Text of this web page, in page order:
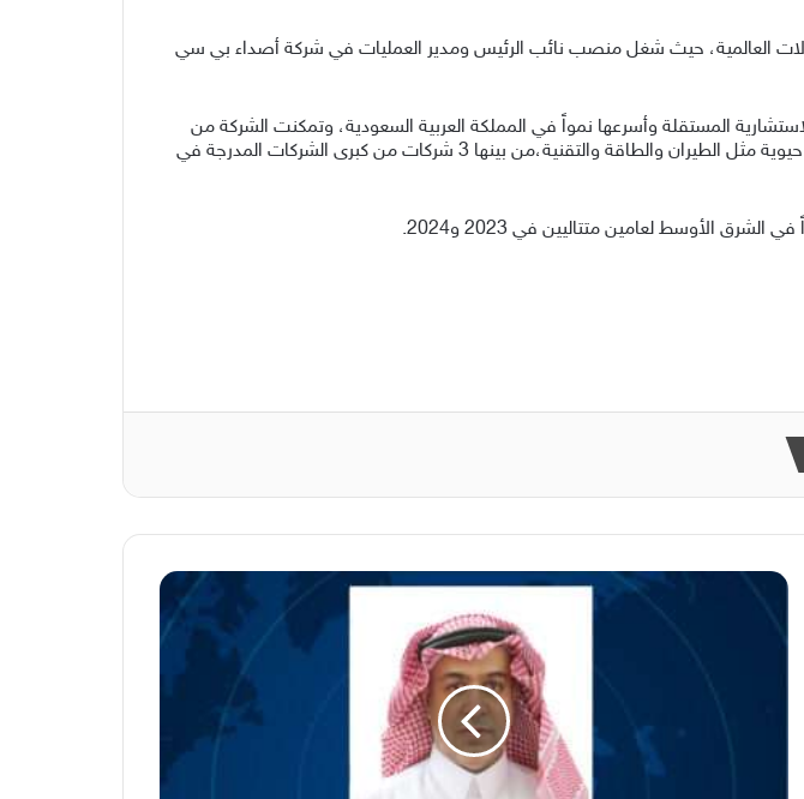
العالمية، حيث شغل منصب نائب الرئيس ومدير العمليات في شركة أصداء بي سي
واحدة من أبرز الشركات الاستشارية المستقلة وأسرعها نمواً في المملكة العربية السعودية، وتمكنت الشركة من
توسيع محفظة عملائها لتشمل جهات حكومية وشركات عالمية ومحلية مميزة في قطاعات حيوية مثل الطيران والطاقة والتقنية،من بينها 3 شركات من كبرى الشركات المدرجة في